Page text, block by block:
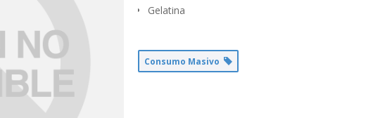
Gelatina
Consumo Masivo